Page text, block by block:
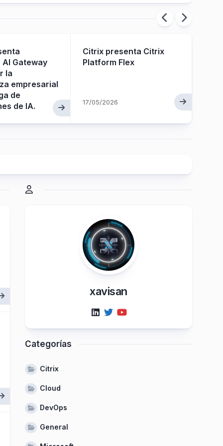
Gateway
la
empresarial
de
de IA.
Citrix presenta Citrix
Platform Flex
17/05/2026
xavisan
Categorías
Citrix
Cloud
DevOps
General